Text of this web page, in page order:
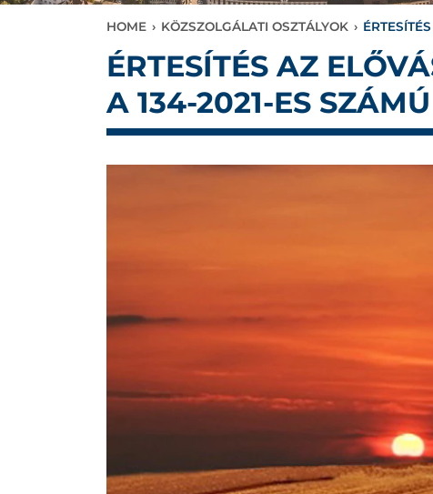
HOME › KÖZSZOLGÁLATI OSZTÁLYOK ›
ÉRTESÍTÉS AZ
A 134-2021-ES